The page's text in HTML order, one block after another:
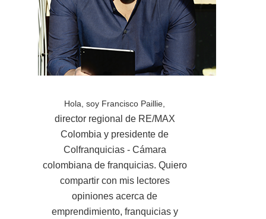
Hola, soy Francisco Paillie,
director regional de RE/MAX
Colombia y presidente de
Colfranquicias - Cámara
colombiana de franquicias. Quiero
compartir con mis lectores
opiniones acerca de
emprendimiento, franquicias y